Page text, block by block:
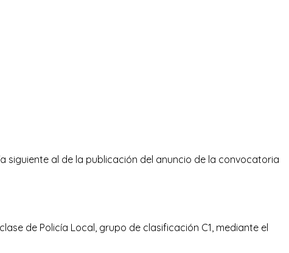
siguiente al de la publicación del anuncio de la convocatoria
de Policía Local, grupo de clasificación C1, mediante el